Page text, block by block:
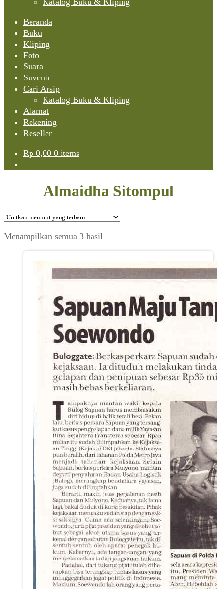
Katalog Buku & Kliping
Beranda
Buku
Kliping
Foto
Suara
Suvenir
Cari Arsip
Katalog Buku & Kliping
Alamat
Rekening
Reseller
Rp 0,00 0 items
Almaidha Sitompul
Menampilkan semua 3 hasil
terbaru